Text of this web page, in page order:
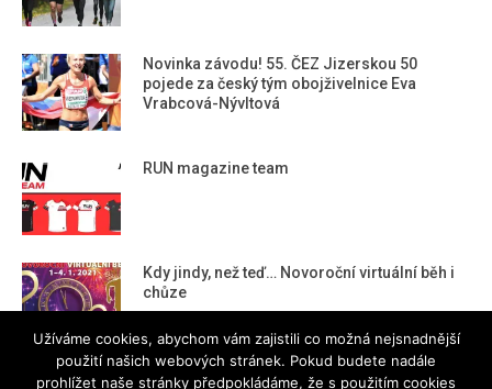
Novinka závodu! 55. ČEZ Jizerskou 50
pojede za český tým obojživelnice Eva
Vrabcová-Nývltová
RUN magazine team
Kdy jindy, než teď… Novoroční virtuální běh i
chůze
Užíváme cookies, abychom vám zajistili co možná nejsnadnější
použití našich webových stránek. Pokud budete nadále
prohlížet naše stránky předpokládáme, že s použitím cookies